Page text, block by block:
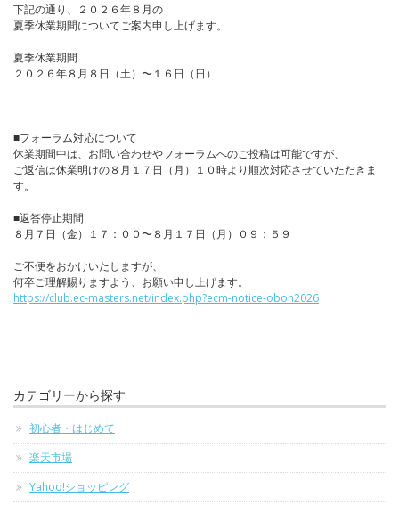
下記の通り、２０２６年８月の
夏季休業期間についてご案内申し上げます。
夏季休業期間
２０２６年８月８日（土）〜１６日（日）
■フォーラム対応について
休業期間中は、お問い合わせやフォーラムへのご投稿は可能ですが、
ご返信は休業明けの８月１７日（月）１０時より順次対応させていただきま
す。
■返答停止期間
８月７日（金）１７：００〜８月１７日（月）０９：５９
ご不便をおかけいたしますが、
何卒ご理解賜りますよう、お願い申し上げます。
https://club.ec-masters.net/index.php?ecm-notice-obon2026
カテゴリーから探す
初心者・はじめて
楽天市場
Yahoo!ショッピング